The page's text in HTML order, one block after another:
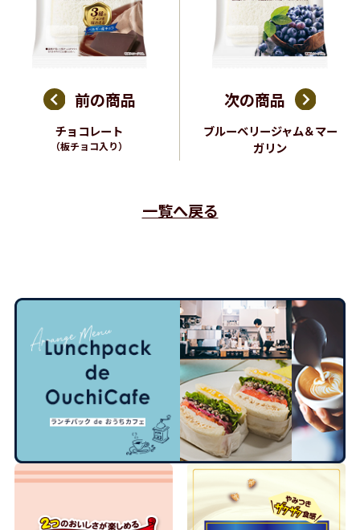
前の商品
チョコレート
（板チョコ入り）
一覧へ戻る
次の商品
ブルーベリージャム＆マー
ガリン